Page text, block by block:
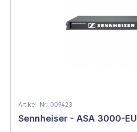
Artikel-Nr.: 009423
Sennheiser - ASA 3000-EU